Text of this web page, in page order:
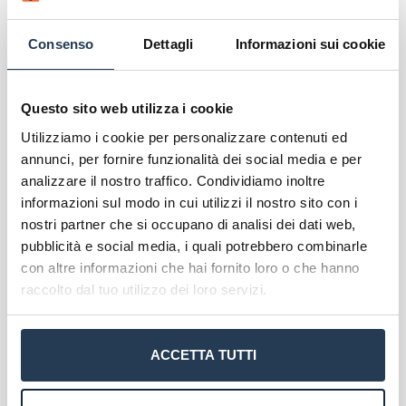
Consenso Dettagli Informazioni sui cookie
Questo sito web utilizza i cookie
Utilizziamo i cookie per personalizzare contenuti ed
annunci, per fornire funzionalità dei social media e per
analizzare il nostro traffico. Condividiamo inoltre
informazioni sul modo in cui utilizzi il nostro sito con i
nostri partner che si occupano di analisi dei dati web,
pubblicità e social media, i quali potrebbero combinarle
con altre informazioni che hai fornito loro o che hanno
raccolto dal tuo utilizzo dei loro servizi.
ACCETTA TUTTI
lavoro, famiglia ed esigenze personali.
Scopri l'offerta formativa
Corsi formazione Pegaso
A proposito di Unipegaso